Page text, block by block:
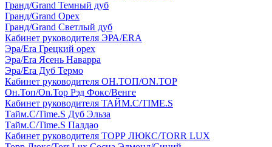
Гранд/Grand Темный дуб
Гранд/Grand Орех
Гранд/Grand Светлый дуб
Кабинет руководителя ЭРА/ERA
Эра/Era Грецкий орех
Эра/Era Ясень Наварра
Эра/Era Дуб Термо
Кабинет руководителя ОН.ТОП/ON.TOP
Он.Топ/On.Top Рэд Фокс/Венге
Кабинет руководителя ТАЙМ.С/TIME.S
Тайм.С/Time.S Дуб Эльза
Тайм.С/Time.S Палдао
Кабинет руководителя ТОРР ЛЮКС/TORR LUX